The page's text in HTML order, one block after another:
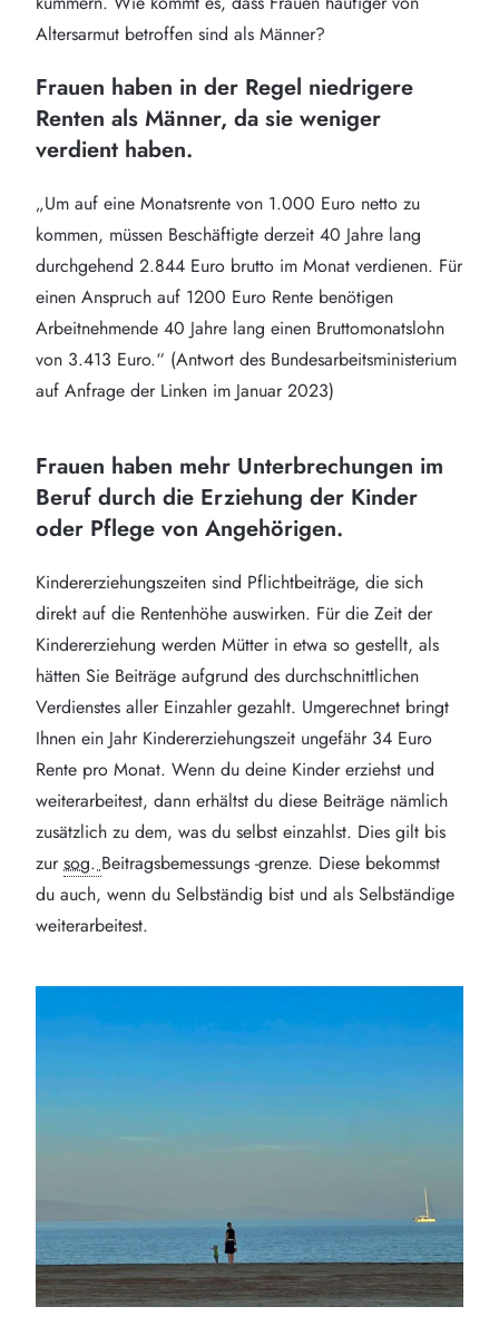
Altersarmut betroffen sind als Männer?
Frauen haben in der Regel niedrigere
Renten als Männer, da sie weniger
verdient haben.
„Um auf eine Monatsrente von 1.000 Euro netto zu
kommen, müssen Beschäftigte derzeit 40 Jahre lang
durchgehend 2.844 Euro brutto im Monat verdienen. Für
einen Anspruch auf 1200 Euro Rente benötigen
Arbeitnehmende 40 Jahre lang einen Bruttomonatslohn
von 3.413 Euro.“ (Antwort des Bundesarbeitsministerium
auf Anfrage der Linken im Januar 2023)
Frauen haben mehr Unterbrechungen im
Beruf durch die Erziehung der Kinder
oder Pflege von Angehörigen.
Kindererziehungszeiten sind Pflichtbeiträge, die sich
direkt auf die Rentenhöhe auswirken. Für die Zeit der
Kindererziehung werden Mütter in etwa so gestellt, als
hätten Sie Beiträge aufgrund des durchschnittlichen
Verdienstes aller Einzahler gezahlt. Umgerechnet bringt
Ihnen ein Jahr Kindererziehungszeit ungefähr 34 Euro
Rente pro Monat. Wenn du deine Kinder erziehst und
weiterarbeitest, dann erhältst du diese Beiträge nämlich
zusätzlich zu dem, was du selbst einzahlst. Dies gilt bis
zursog.Beitragsbemessungs -grenze. Diese bekommst
du auch, wenn du Selbständig bist und als Selbständige
weiterarbeitest.